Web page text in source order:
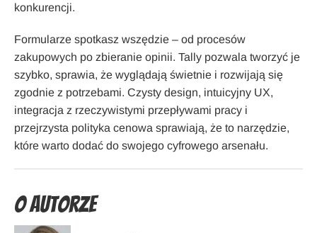
konkurencji.
Formularze spotkasz wszędzie – od procesów
zakupowych po zbieranie opinii. Tally pozwala tworzyć je
szybko, sprawia, że wyglądają świetnie i rozwijają się
zgodnie z potrzebami. Czysty design, intuicyjny UX,
integracja z rzeczywistymi przepływami pracy i
przejrzysta polityka cenowa sprawiają, że to narzędzie,
które warto dodać do swojego cyfrowego arsenału.
O Autorze